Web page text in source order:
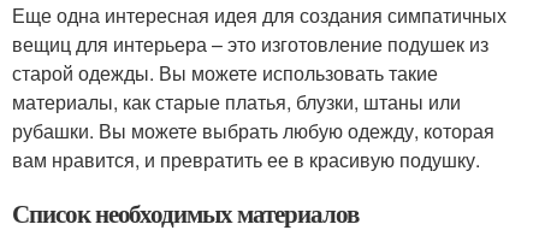
Еще одна интересная идея для создания симпатичных
вещиц для интерьера – это изготовление подушек из
старой одежды. Вы можете использовать такие
материалы, как старые платья, блузки, штаны или
рубашки. Вы можете выбрать любую одежду, которая
вам нравится, и превратить ее в красивую подушку.
Список необходимых материалов